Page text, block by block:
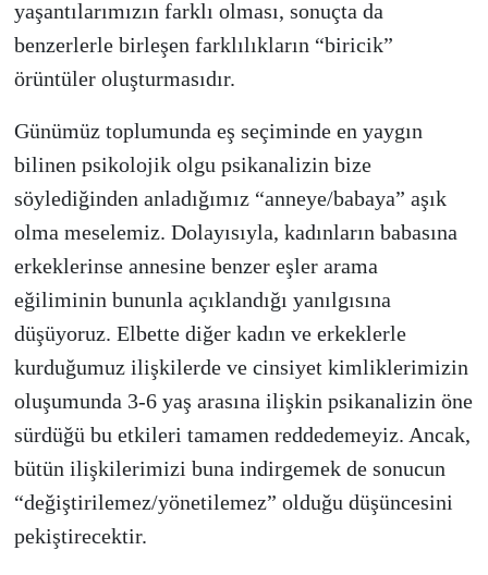
yaşantılarımızın farklı olması, sonuçta da
benzerlerle birleşen farklılıkların “biricik”
örüntüler oluşturmasıdır.
Günümüz toplumunda eş seçiminde en yaygın
bilinen psikolojik olgu psikanalizin bize
söylediğinden anladığımız “anneye/babaya” aşık
olma meselemiz. Dolayısıyla, kadınların babasına
erkeklerinse annesine benzer eşler arama
eğiliminin bununla açıklandığı yanılgısına
düşüyoruz. Elbette diğer kadın ve erkeklerle
kurduğumuz ilişkilerde ve cinsiyet kimliklerimizin
oluşumunda 3-6 yaş arasına ilişkin psikanalizin öne
sürdüğü bu etkileri tamamen reddedemeyiz. Ancak,
bütün ilişkilerimizi buna indirgemek de sonucun
“değiştirilemez/yönetilemez” olduğu düşüncesini
pekiştirecektir.